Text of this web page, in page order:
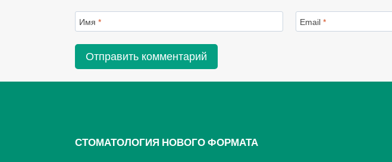
Имя * Email *
СТОМАТОЛОГИЯ НОВОГО ФОРМАТА